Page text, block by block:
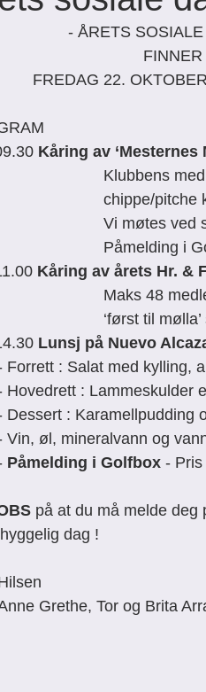
- ÅRETS
FREDAG 22.
Kåring av ‘Mesternes
Klubbens
chippe/pitche
Vi møtes ved
Påmelding i
Kåring av årets Hr. &
Maks 48
‘først til
Lunsj på Nuevo
Forrett : Salat med kylling,
Hovedrett : Lammeskulder
Dessert : Karamellpudding
Vin, øl, mineralvann og
Påmelding i Golfbox - Pris
på at du må melde deg
dag !
Grethe, Tor og Brita